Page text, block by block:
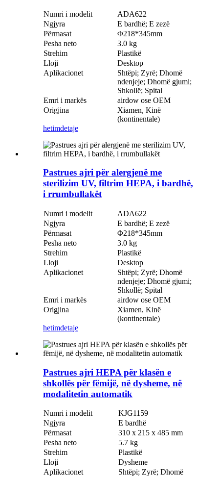
Numri i modelit
ADA622
Ngjyra
E bardhë; E zezë
Përmasat
Φ218*345mm
Pesha neto
3.0 kg
Strehim
Plastikë
Lloji
Desktop
Aplikacionet
Shtëpi; Zyrë; Dhomë
ndenjeje; Dhomë gjumi;
Shkollë; Spital
Emri i markës
airdow ose OEM
Origjina
Xiamen, Kinë
(kontinentale)
hetimdetaje
Pastrues ajri për alergjenë me
sterilizim UV, filtrim HEPA, i bardhë,
i rrumbullakët
Numri i modelit
ADA622
Ngjyra
E bardhë; E zezë
Përmasat
Φ218*345mm
Pesha neto
3.0 kg
Strehim
Plastikë
Lloji
Desktop
Aplikacionet
Shtëpi; Zyrë; Dhomë
ndenjeje; Dhomë gjumi;
Shkollë; Spital
Emri i markës
airdow ose OEM
Origjina
Xiamen, Kinë
(kontinentale)
hetimdetaje
Pastrues ajri HEPA për klasën e
shkollës për fëmijë, në dysheme, në
modalitetin automatik
Numri i modelit
KJG1159
Ngjyra
E bardhë
Përmasat
310 x 215 x 485 mm
Pesha neto
5.7 kg
Strehim
Plastikë
Lloji
Dysheme
Aplikacionet
Shtëpi; Zyrë; Dhomë